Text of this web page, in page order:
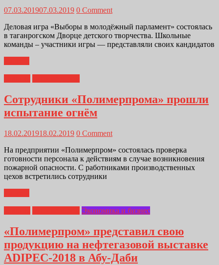
07.03.201907.03.2019 0 Comment
Деловая игра «Выборы в молодёжный парламент» состоялась
в таганрогском Дворце детского творчества. Школьные
команды – участники игры — представляли своих кандидатов
Сотрудники «Полимерпрома» прошли
испытание огнём
18.02.201918.02.2019 0 Comment
На предприятии «Полимерпром» состоялась проверка
готовности персонала к действиям в случае возникновения
пожарной опасности. С работниками производственных
цехов встретились сотрудники
Экономика и бизнес
«Полимерпром» представил свою
продукцию на нефтегазовой выставке
ADIPEC-2018 в Абу-Даби